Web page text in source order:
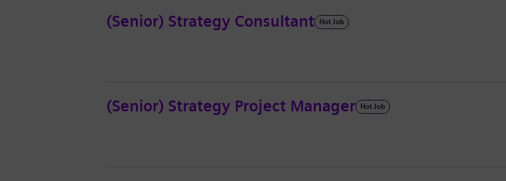
(Senior) Strategy Consultant Hot Job
(Senior) Strategy Project Manager Hot Job